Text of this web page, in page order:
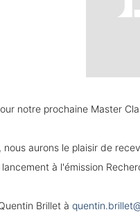
notre prochaine Master
aurons le plaisir de
à l'émission
Brillet à